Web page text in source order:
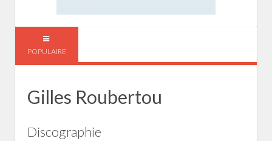
POPULAIRE
Gilles Roubertou
Discographie